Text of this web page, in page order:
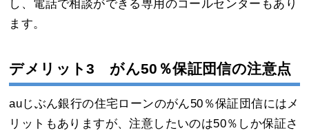
し、電話で相談ができる専用のコールセンターもあり
ます。
デメリット3 がん50％保証団信の注意点
auじぶん銀行の住宅ローンのがん50％保証団信にはメ
リットもありますが、注意したいのは50％しか保証さ